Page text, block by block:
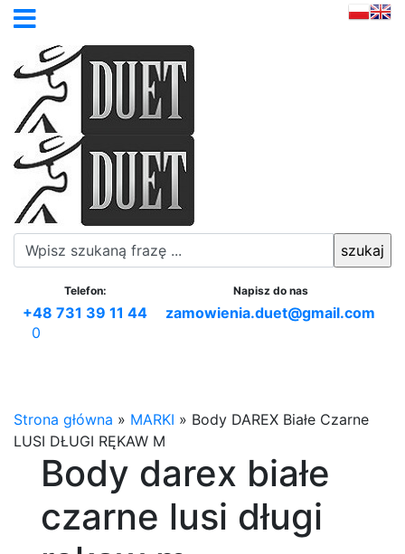
Telefon:
+48 731 39 11 44
Napisz do nas
zamowienia.duet@gmail.com
0
Strona główna » MARKI » Body DAREX Białe Czarne
LUSI DŁUGI RĘKAW M
Body darex białe
czarne lusi długi